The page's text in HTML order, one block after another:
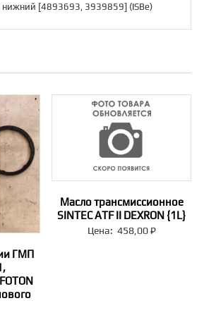
[4893693, 3939859] (ISBe)
ГМП
Масло трансмиссионное
SINTEC ATF II DEXRON {1L}
Цена: 458,00₽